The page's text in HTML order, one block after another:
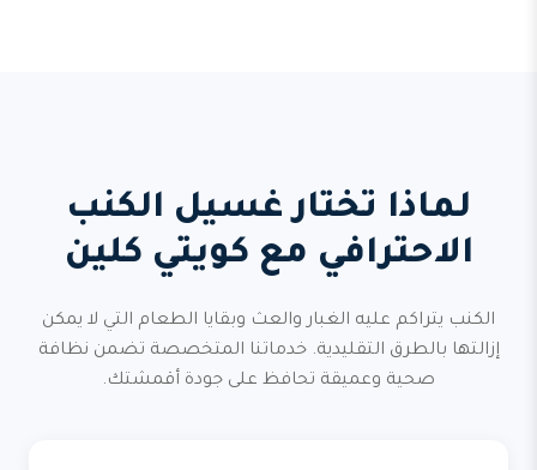
لماذا تختار غسيل الكنب
الاحترافي مع كويتي كلين
الكنب يتراكم عليه الغبار والعث وبقايا الطعام التي لا يمكن
إزالتها بالطرق التقليدية. خدماتنا المتخصصة تضمن نظافة
صحية وعميقة تحافظ على جودة أقمشتك.